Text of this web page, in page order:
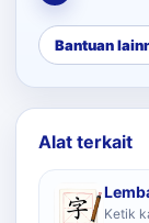
Bantuan
Alat terkait
Ketik